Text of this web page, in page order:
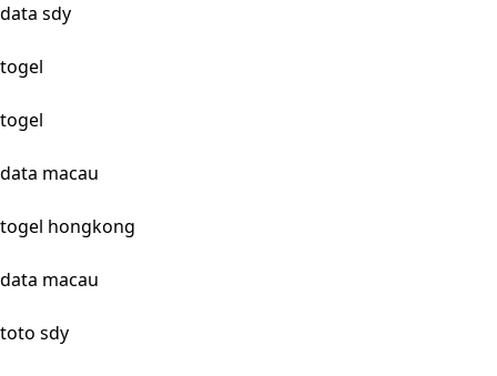
data sdy
togel
togel
data macau
togel hongkong
data macau
toto sdy